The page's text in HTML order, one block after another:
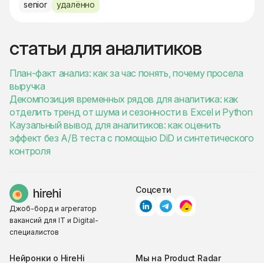
senior удалённо
статьи для аналитиков
План-факт анализ: как за час понять, почему просела
выручка
Декомпозиция временных рядов для аналитика: как
отделить тренд от шума и сезонности в Excel и Python
Каузальный вывод для аналитиков: как оценить
эффект без A/B теста с помощью DiD и синтетического
контроля
Джоб-борд и агрегатор
вакансий для IT и Digital-
специалистов
Соцсети
Нейронки о HireHi Мы на Product Radar